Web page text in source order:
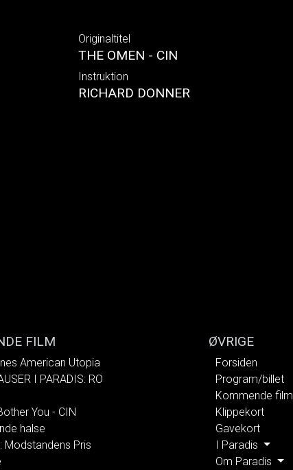
Originaltitel
THE OMEN - CIN
Instruktion
RICHARD DONNER
FILM
American Utopia
I PARADIS: RO
You - CIN
halse
Modstandens Pris
ØVRIGE
Forsiden
Program/billet
Kommende film
Klippekort
Gavekort
I Paradis
Om Paradis